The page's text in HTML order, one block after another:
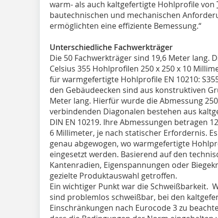
warm- als auch kaltgefertigte Hohlprofile von
bautechnischen und mechanischen
ermöglichten eine effiziente Bemessung.“
Unterschiedliche Fachwerkträger
Die 50 Fachwerkträger sind 19,6 Meter lang.
Celsius 355 Hohlprofilen 250 x 250 x 10
für warmgefertigte Hohlprofile EN 10210:
den Gebäudeecken sind aus konstruktiven
Meter lang. Hierfür wurde die Abmessung
verbindenden Diagonalen bestehen aus
DIN EN 10219. Ihre Abmessungen betragen
6 Millimeter, je nach statischer Erfordernis.
genau abgewogen, wo warmgefertigte
eingesetzt werden. Basierend auf den
Kantenradien, Eigenspannungen oder
gezielte Produktauswahl getroffen.
Ein wichtiger Punkt war die Schweißbarkeit.
sind problemlos schweißbar, bei den
Einschränkungen nach Eurocode 3 zu